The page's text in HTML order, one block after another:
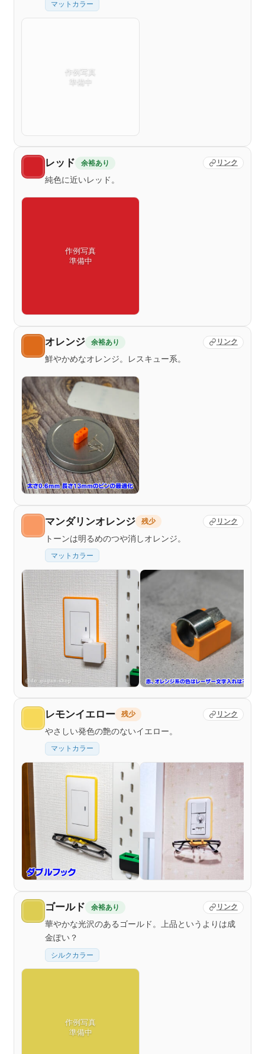
マットカラー
作例写真
準備中
レッド 余裕あり リンク
純色に近いレッド。
作例写真
準備中
オレンジ 余裕あり リンク
鮮やかめなオレンジ。レスキュー系。
マンダリンオレンジ 残少 リンク
トーンは明るめのつや消しオレンジ。
マットカラー
レモンイエロー 残少 リンク
やさしい発色の艶のないイエロー。
マットカラー
ゴールド 余裕あり リンク
華やかな光沢のあるゴールド。上品というよりは成
金ぽい？
シルクカラー
作例写真
準備中